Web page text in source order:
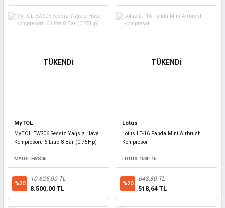
TÜKENDİ
MyTOL
MyTOL EWS06 Sessiz Yağsız Hava
Kompresörü 6 Litre 8 Bar (0.75Hp)
MYTOL.EWS06
%20
10.625,00 TL
8.500,00 TL
TÜKENDİ
Lotus
Lotus LT-16 Panda Mini Airbrush
Kompresör
LOTUS.153LT16
%20
648,30 TL
518,64 TL